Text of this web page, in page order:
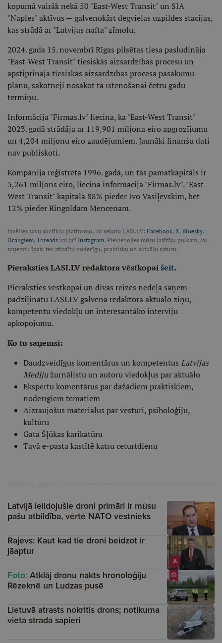
kopumā vairāk nekā 50 "East-West Transit" un SIA
"Naples" aktīvus — galvenokārt degvielas uzpildes stacijas,
kas strādā ar "Latvijas nafta" zīmolu.
2024. gada 15. novembrī Rīgas pilsētas tiesa pasludināja
"East-West Transit" tiesiskās aizsardzības procesu un
apstiprināja tiesiskās aizsardzības procesa pasākumu
plānu, sākotnēji nosakot tā īstenošanai četru gadu
termiņu.
Informācija "Firmas.lv" liecina, ka "East-West Transit"
2023. gadā strādāja ar 119,901 miljona eiro apgrozījumu
un 4,204 miljonu eiro zaudējumiem. Jaunāki finanšu dati
nav publiskoti.
Kompānija reģistrēta 1996. gadā, un tās pamatkapitāls ir
3,261 miljons eiro, liecina informācija "Firmas.lv". "East-
West Transit" kapitālā 88% pieder Ivo Vasiļevskim, bet
12% pieder Ringoldam Mencenam.
Izvēlies savu soctīklu platformu, lai sekotu LASI.LV: Facebook, X, Bluesky,
Draugiem, Threads vai arī Instagram. Pievienojies mūsu lasītāju pulkam, lai
saņemtu īpaši tev atlasītu noderīgu, praktisku un aktuālu saturu.
Pieraksties LASI.LV redaktora vēstkopaišeit.
Pieraksties vēstkopai un divas reizes nedēļā saņem
padziļinātu LASI.LV galvenā redaktora aktuālo ziņu,
kompetentu viedokļu un interesantāko interviju
apkopojumu.
Ko tu saņemsi:
Daudzveidīgus komentārus un kompetentus Latvijas
Medijužurnālistu un autoru viedokļus par aktuālo
Ekspertu komentārus par dažādiem praktiskiem,
noderīgiem tematiem
Aizraujošus materiālus par vēsturi, psiholoģiju,
kultūru
Gata Šļūkas karikatūru
Tavā e-pasta kastītē katru ceturtdienu
Latvijā ielidojušie droni primāri ir mūsu
pašu atbildība, vērtē NATO vēstnieks
A
Rajevs: Kaut kad tie droni beidzot ir
jāaptur
Foto:Atklāj dronu nakts hronoloģiju
Rēzeknē un Ludzas pusē
Lietuvā atrasts nokritis drons; notikuma
vietā strādā sapieri